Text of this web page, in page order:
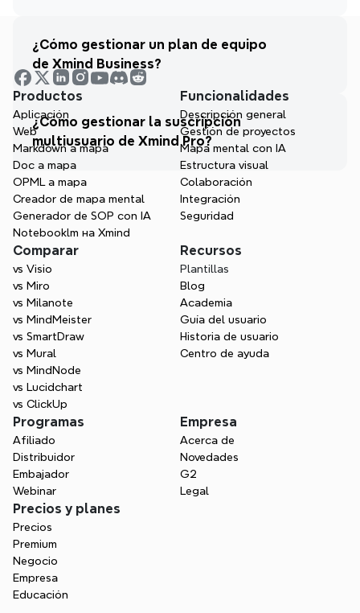
¿Cómo gestionar un plan de equipo
de Xmind Business?
¿Cómo gestionar la suscripción
multiusuario de Xmind Pro?
Productos
Aplicación
Web
Markdown a mapa
Doc a mapa
OPML a mapa
Creador de mapa mental
Generador de SOP con IA
Notebooklm на Xmind
Funcionalidades
Descripción general
Gestión de proyectos
Mapa mental con IA
Estructura visual
Colaboración
Integración
Seguridad
Comparar
vs Visio
vs Miro
vs Milanote
vs MindMeister
vs SmartDraw
vs Mural
vs MindNode
vs Lucidchart
vs ClickUp
Recursos
Plantillas
Blog
Academia
Guía del usuario
Historia de usuario
Centro de ayuda
Programas
Afiliado
Distribuidor
Embajador
Webinar
Empresa
Acerca de
Novedades
G2
Legal
Precios y planes
Precios
Premium
Negocio
Empresa
Educación